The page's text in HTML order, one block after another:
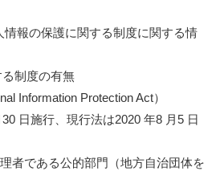
報の保護に関する制度に関する情
制度の有無
Information Protection Act）
日施行、現行法は2020 年8 月5 日
者である公的部門（地方自治団体を